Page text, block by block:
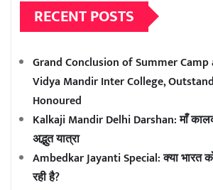
RECENT POSTS
Grand Conclusion of Summer Camp
Vidya Mandir Inter College,
Honoured
Kalkaji Mandir Delhi Darshan: माँ
अद्भुत यात्रा
Ambedkar Jayanti Special: क्या भारत
रही है?